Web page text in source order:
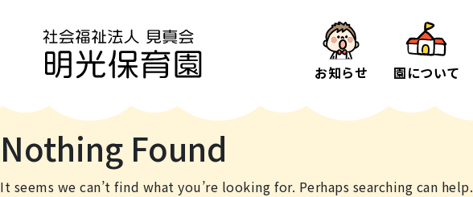
お知らせ 園について
Nothing Found
It seems we can’t find what you’re looking for. Perhaps searching can help.